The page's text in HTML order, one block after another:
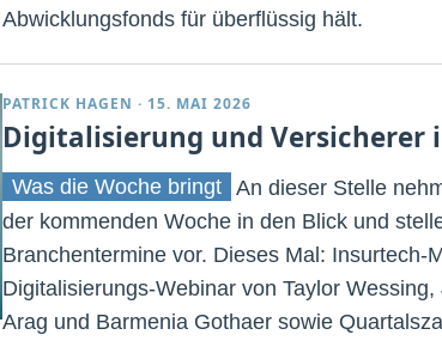
Abwicklungsfonds für überflüssig hält.
PATRICK HAGEN · 15. MAI 2026
Digitalisierung und Versicherer
Was die Woche bringt An dieser Stelle
der kommenden Woche in den Blick und
Branchentermine vor. Dieses Mal: Insurtech-
Digitalisierungs-Webinar von Taylor
Arag und Barmenia Gothaer sowie